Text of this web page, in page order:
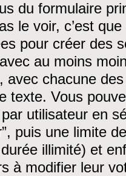
du formulaire
le voir, c’est
pour créer des
au moins
avec chacune
texte. Vous
par utilisateur en
puis une limite
illimité) et
à modifier leur